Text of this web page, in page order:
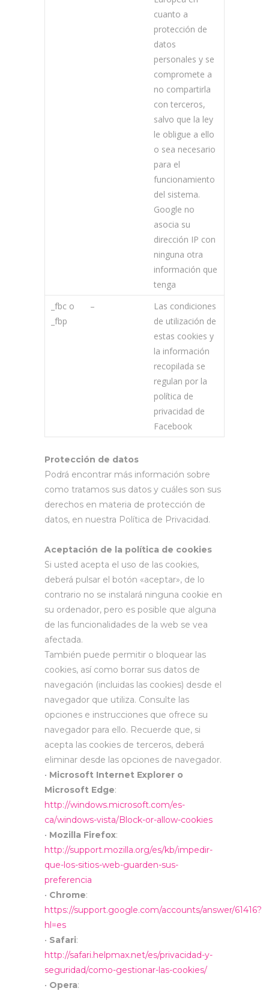
cuanto a
protección de
datos
personales y se
compromete a
no compartirla
con terceros,
salvo que la ley
le obligue a ello
o sea necesario
para el
funcionamiento
del sistema.
Google no
asocia su
dirección IP con
ninguna otra
información que
tenga
_fbc o
_fbp
–
Las condiciones
de utilización de
estas cookies y
la información
recopilada se
regulan por la
política de
privacidad de
Facebook
Protección de datos
Podrá encontrar más información sobre
como tratamos sus datos y cuáles son sus
derechos en materia de protección de
datos, en nuestra Política de Privacidad.
Aceptación de la política de cookies
Si usted acepta el uso de las cookies,
deberá pulsar el botón «aceptar», de lo
contrario no se instalará ninguna cookie en
su ordenador, pero es posible que alguna
de las funcionalidades de la web se vea
afectada.
También puede permitir o bloquear las
cookies, así como borrar sus datos de
navegación (incluidas las cookies) desde el
navegador que utiliza. Consulte las
opciones e instrucciones que ofrece su
navegador para ello. Recuerde que, si
acepta las cookies de terceros, deberá
eliminar desde las opciones de navegador.
• Microsoft Internet Explorer o
Microsoft Edge:
http://windows.microsoft.com/es-
ca/windows-vista/Block-or-allow-cookies
• Mozilla Firefox:
http://support.mozilla.org/es/kb/impedir-
que-los-sitios-web-guarden-sus-
preferencia
• Chrome:
https://support.google.com/accounts/answer/61416?
hl=es
• Safari:
http://safari.helpmax.net/es/privacidad-y-
seguridad/como-gestionar-las-cookies/
• Opera: